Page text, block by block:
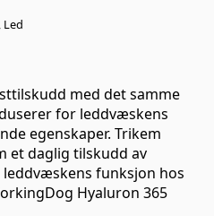
, Led
med det samme
for leddvæskens
egenskaper. Trikem
et daglig tilskudd av
funksjon hos
Hyaluron 365